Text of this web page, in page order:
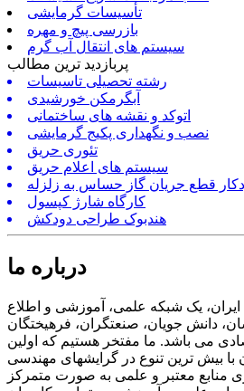
تأسیسات گرمایشی
بازرسی پیچ و مهره
سیستم های انتقال آب گرم
پربازدید ترین مطالب
رشته تحصیلی تاسیسات
آبگرمکن خورشیدی
اتوکد و نقشه های ساختمانی
نصب و نگهداری پکیج گرمایشی
تئوری حریق
سیستم های اعلام حریق
قطع جریان گاز حساس به زلزله
کارگاه شارژ کپسول
هندبوک طراحی دودکش
درباره ما
یک شبکه علمی، آموزشی و اطلاع
دانش جویان، صنعتگران، فرهیختگان
می باشد. ما مفتخر هستیم که اولین
بیش ترین تنوع در گرایشهای مهندسی
منابع معتبر و علمی به صورت متمرکز